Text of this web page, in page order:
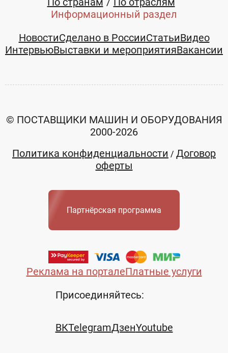
Информационный раздел
НовостиСделано в РоссииСтатьиВидео
ИнтервьюВыставки и мероприятияВакансии
Реклама на порталеПлатные услуги
© ПОСТАВЩИКИ МАШИН И ОБОРУДОВАНИЯ
2000-2026
Политика конфиденциальности / Договор
оферты
Партнёрская программа
Присоединяйтесь:
ВКTelegramДзенYoutube